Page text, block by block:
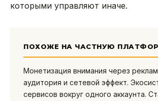
которыми управляют иначе.
ПОХОЖЕ НА ЧАСТНУЮ
Монетизация внимания через
аудитория и сетевой эффект.
сервисов вокруг одного аккаунта.